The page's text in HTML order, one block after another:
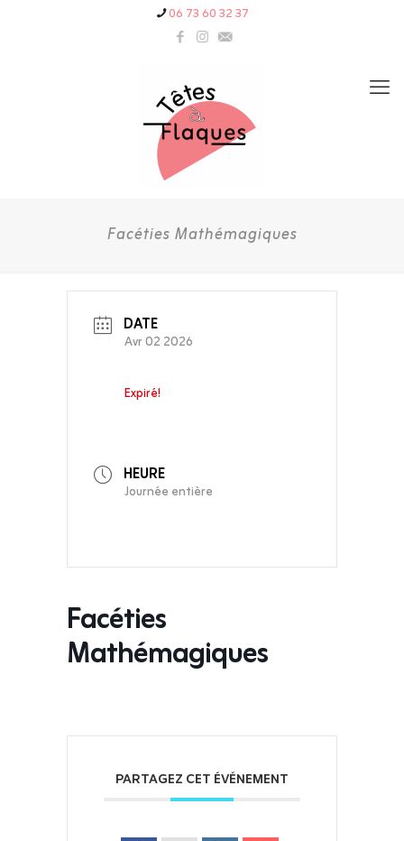
06 73 60 32 37
Facéties Mathémagiques
DATE
Avr 02 2026
Expiré!
HEURE
Journée entière
Facéties
Mathémagiques
PARTAGEZ CET ÉVÉNEMENT